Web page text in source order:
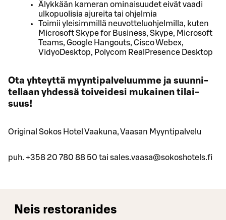
Älykkään kameran ominaisuudet eivät vaadi
ulkopuolisia ajureita tai ohjelmia
Toimii yleisimmillä neuvotteluohjelmilla, kuten
Microsoft Skype for Business, Skype, Microsoft
Teams, Google Hangouts, Cisco Webex,
VidyoDesktop, Polycom RealPresence Desktop
Ota yh­teyt­tä myyn­ti­pal­ve­luum­me ja suun­ni­
tel­laan yh­des­sä toi­vei­de­si mu­kai­nen ti­lai­
suus!
Ori­gi­nal Sokos Hotel Vaa­ku­na, Vaa­san Myyn­ti­pal­ve­lu
puh. +358 20 780 88 50 tai sales.​vaasa@​so­kos­ho­tels.​fi
Neis restoranides